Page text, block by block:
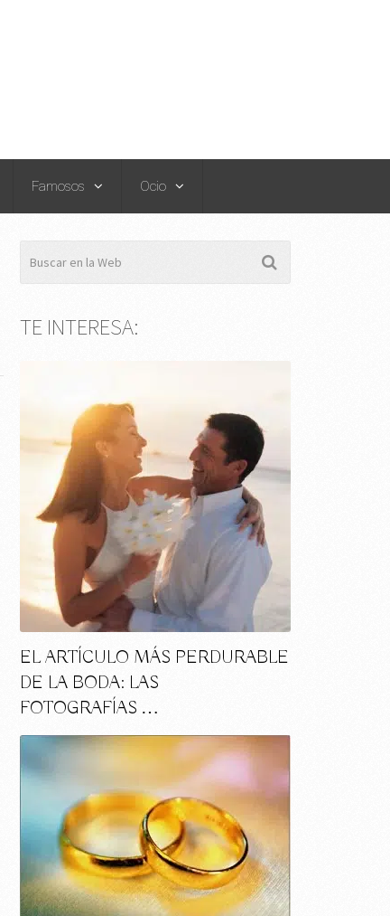
Famosos Ocio
TE INTERESA:
EL ARTÍCULO MÁS PERDURABLE
DE LA BODA: LAS
FOTOGRAFÍAS …